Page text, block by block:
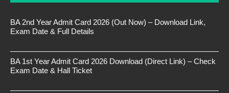
BA 2nd Year Admit Card 2026 (Out Now) – Download Link,
Exam Date & Full Details
BA 1st Year Admit Card 2026 Download (Direct Link) – Check
Exam Date & Hall Ticket